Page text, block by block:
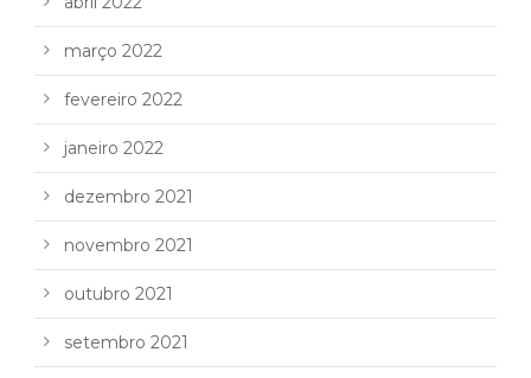
março 2022
fevereiro 2022
janeiro 2022
dezembro 2021
novembro 2021
outubro 2021
setembro 2021